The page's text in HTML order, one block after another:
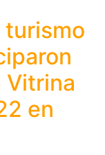
turismo
Vitrina
en